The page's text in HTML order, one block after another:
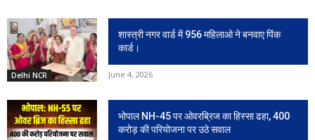
Delhi NCR
शास्त्री नगर वार्ड में 956 महिलाओ ने बनवाए पिंक
कार्ड।
June 4, 2026
भोपाल NH-45 पर ओवरब्रिज का हिस्सा ढहा, 400
करोड़ की परियोजना पर उठे सवाल